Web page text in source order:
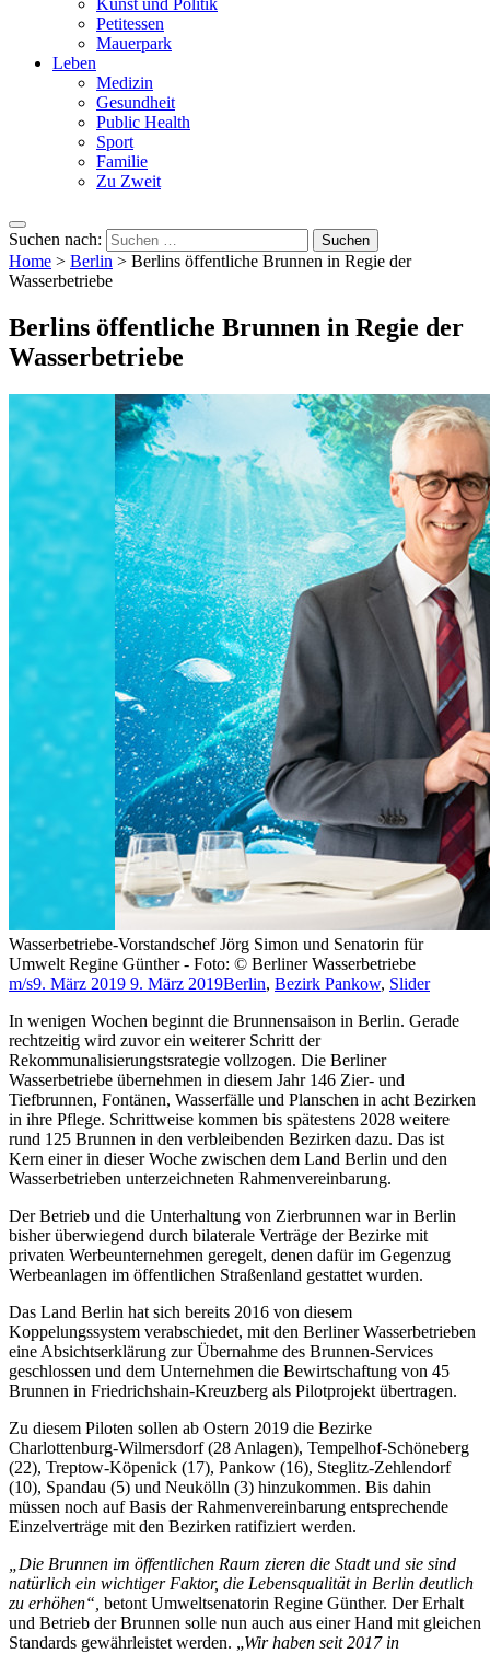
Kunst und Politik
Petitessen
Mauerpark
Leben
Medizin
Gesundheit
Public Health
Sport
Familie
Zu Zweit
Suchen nach:
Home > Berlin > Berlins öffentliche Brunnen in Regie der
Wasserbetriebe
Berlins öffentliche Brunnen in Regie der
Wasserbetriebe
Wasserbetriebe-Vorstandschef Jörg Simon und Senatorin für
Umwelt Regine Günther - Foto: © Berliner Wasserbetriebe
m/s9. März 2019 9. März 2019Berlin, Bezirk Pankow, Slider
In wenigen Wochen beginnt die Brunnensaison in Berlin. Gerade
rechtzeitig wird zuvor ein weiterer Schritt der
Rekommunalisierungstsrategie vollzogen. Die Berliner
Wasserbetriebe übernehmen in diesem Jahr 146 Zier- und
Tiefbrunnen, Fontänen, Wasserfälle und Planschen in acht Bezirken
in ihre Pflege. Schrittweise kommen bis spätestens 2028 weitere
rund 125 Brunnen in den verbleibenden Bezirken dazu. Das ist
Kern einer in dieser Woche zwischen dem Land Berlin und den
Wasserbetrieben unterzeichneten Rahmenvereinbarung.
Der Betrieb und die Unterhaltung von Zierbrunnen war in Berlin
bisher überwiegend durch bilaterale Verträge der Bezirke mit
privaten Werbeunternehmen geregelt, denen dafür im Gegenzug
Werbeanlagen im öffentlichen Straßenland gestattet wurden.
Das Land Berlin hat sich bereits 2016 von diesem
Koppelungssystem verabschiedet, mit den Berliner Wasserbetrieben
eine Absichtserklärung zur Übernahme des Brunnen-Services
geschlossen und dem Unternehmen die Bewirtschaftung von 45
Brunnen in Friedrichshain-Kreuzberg als Pilotprojekt übertragen.
Zu diesem Piloten sollen ab Ostern 2019 die Bezirke
Charlottenburg-Wilmersdorf (28 Anlagen), Tempelhof-Schöneberg
(22), Treptow-Köpenick (17), Pankow (16), Steglitz-Zehlendorf
(10), Spandau (5) und Neukölln (3) hinzukommen. Bis dahin
müssen noch auf Basis der Rahmenvereinbarung entsprechende
Einzelverträge mit den Bezirken ratifiziert werden.
„Die Brunnen im öffentlichen Raum zieren die Stadt und sie sind
natürlich ein wichtiger Faktor, die Lebensqualität in Berlin deutlich
zu erhöhen“, betont Umweltsenatorin Regine Günther. Der Erhalt
und Betrieb der Brunnen solle nun auch aus einer Hand mit gleichen
Standards gewährleistet werden. „Wir haben seit 2017 in